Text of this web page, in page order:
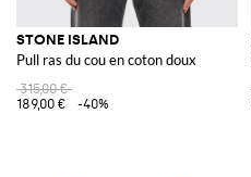
STONE ISLAND
Pull ras du cou en coton doux
315,00 €
189,00 €
-40%